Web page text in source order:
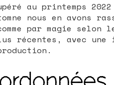
au printemps
nous en avons
par magie selon
récentes, avec